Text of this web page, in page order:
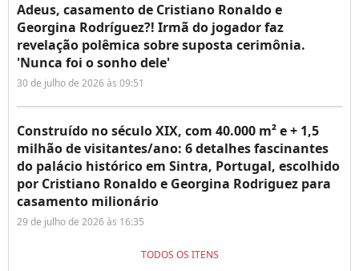
Adeus, casamento de Cristiano Ronaldo e
Georgina Rodríguez?! Irmã do jogador faz
revelação polêmica sobre suposta cerimônia.
'Nunca foi o sonho dele'
30 de julho de 2026 às 09:51
Construído no século XIX, com 40.000 m² e + 1,5
milhão de visitantes/ano: 6 detalhes fascinantes
do palácio histórico em Sintra, Portugal, escolhido
por Cristiano Ronaldo e Georgina Rodriguez para
casamento milionário
29 de julho de 2026 às 16:35
TODOS OS ITENS